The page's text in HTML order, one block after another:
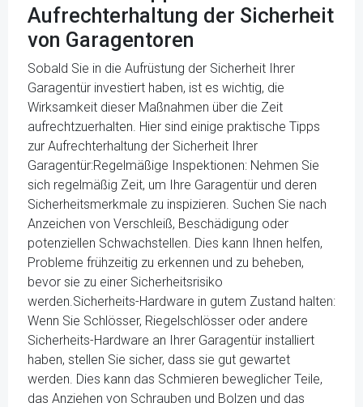
Aufrechterhaltung der Sicherheit
von Garagentoren
Sobald Sie in die Aufrüstung der Sicherheit Ihrer
Garagentür investiert haben, ist es wichtig, die
Wirksamkeit dieser Maßnahmen über die Zeit
aufrechtzuerhalten. Hier sind einige praktische Tipps
zur Aufrechterhaltung der Sicherheit Ihrer
Garagentür:Regelmäßige Inspektionen: Nehmen Sie
sich regelmäßig Zeit, um Ihre Garagentür und deren
Sicherheitsmerkmale zu inspizieren. Suchen Sie nach
Anzeichen von Verschleiß, Beschädigung oder
potenziellen Schwachstellen. Dies kann Ihnen helfen,
Probleme frühzeitig zu erkennen und zu beheben,
bevor sie zu einer Sicherheitsrisiko
werden.Sicherheits-Hardware in gutem Zustand halten:
Wenn Sie Schlösser, Riegelschlösser oder andere
Sicherheits-Hardware an Ihrer Garagentür installiert
haben, stellen Sie sicher, dass sie gut gewartet
werden. Dies kann das Schmieren beweglicher Teile,
das Anziehen von Schrauben und Bolzen und das